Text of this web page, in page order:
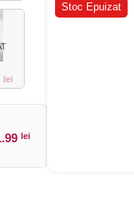
lei
lei
Stoc Epuizat